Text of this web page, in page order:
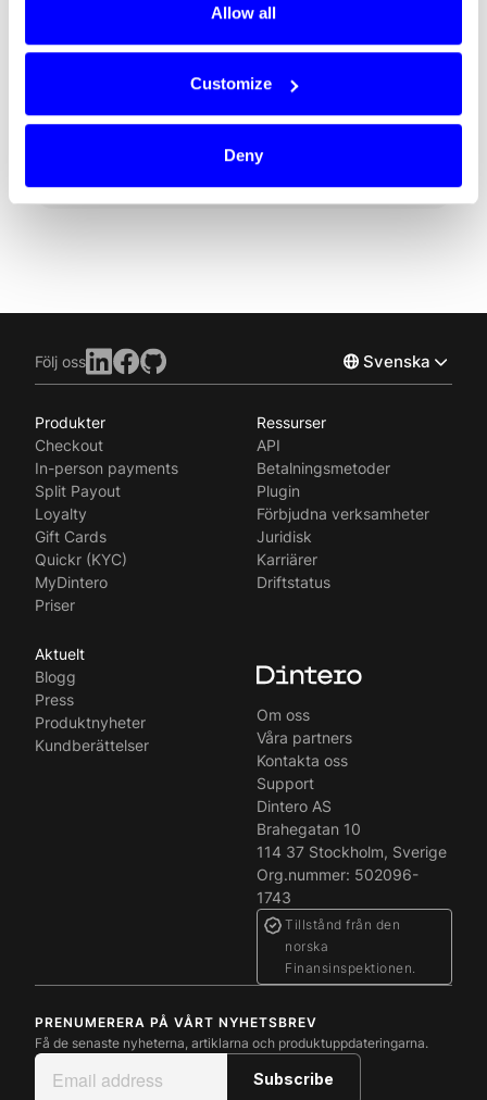
Allow all
Customize
Deny
Mediekontakt
Tel: +47 986 65 353
Följ oss Svenska
English
Produkter
Checkout
In-person payments
Split Payout
Loyalty
Gift Cards
Quickr (KYC)
MyDintero
Priser
Ressurser
API
Betalningsmetoder
Plugin
Förbjudna verksamheter
Juridisk
Karriärer
Driftstatus
Aktuelt
Blogg
Press
Produktnyheter
Kundberättelser
Om oss
Våra partners
Kontakta oss
Support
Dintero AS
Brahegatan 10
114 37 Stockholm, Sverige
Org.nummer: 502096-
1743
Tillstånd från den
norska
Finansinspektionen.
PRENUMERERA PÅ VÅRT NYHETSBREV
Få de senaste nyheterna, artiklarna och produktuppdateringarna.